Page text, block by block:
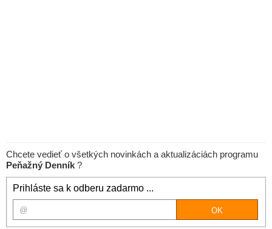
Chcete vedieť o všetkých novinkách a aktualizáciách programu
Peňažný Denník ?
Prihláste sa k odberu zadarmo ...